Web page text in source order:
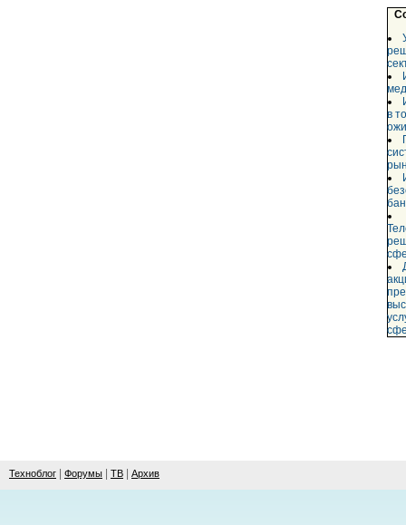
в
Техноблог Форумы ТВ Архив